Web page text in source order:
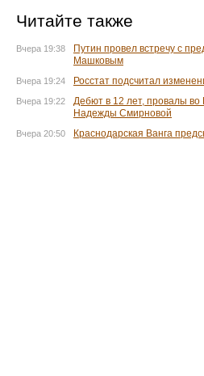
Читайте также
Вчера 19:38
Путин провел встречу с
Машковым
Вчера 19:24 Росстат подсчитал
Вчера 19:22
Дебют в 12 лет, провалы во
Надежды Смирновой
Вчера 20:50 Краснодарская Ванга